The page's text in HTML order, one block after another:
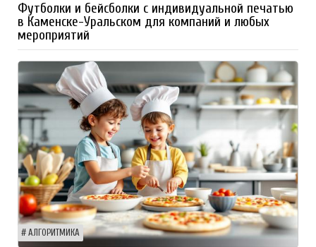
Футболки и бейсболки с индивидуальной печатью
в Каменске-Уральском для компаний и любых
мероприятий
АЛГОРИТМИКА